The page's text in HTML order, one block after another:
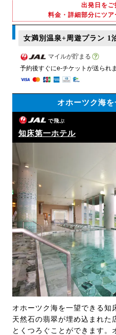
出発日をご
料金・詳細部分にツ
女満別温泉+周遊プラン 1
マイルが貯まる
予約後すぐにe-チケットが送られ
オホーツク海
で飛ぶ
知床第一ホテル
オホーツク海を一望できる知
天然石の翡翠が埋め込まれた
とくつろぐことができます。